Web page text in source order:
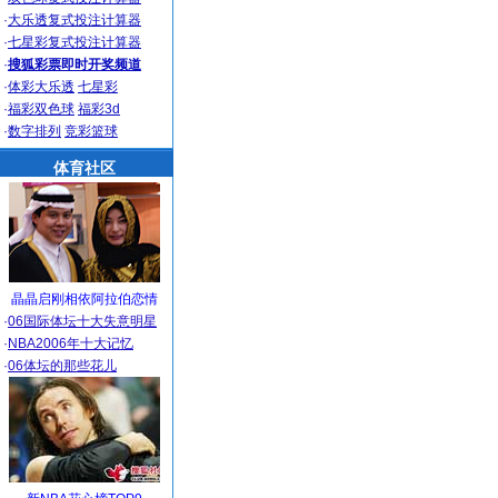
·大乐透复式投注计算器
·七星彩复式投注计算器
·搜狐彩票即时开奖频道
·体彩大乐透 七星彩
·福彩双色球 福彩3d
·数字排列 竞彩篮球
体育社区
晶晶启刚相依阿拉伯恋情
·06国际体坛十大失意明星
· NBA2006年十大记忆
·06体坛的那些花儿